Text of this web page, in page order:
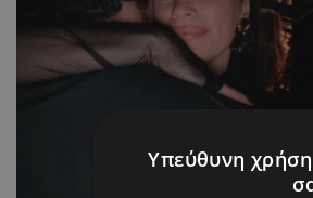
Υπεύθυνη